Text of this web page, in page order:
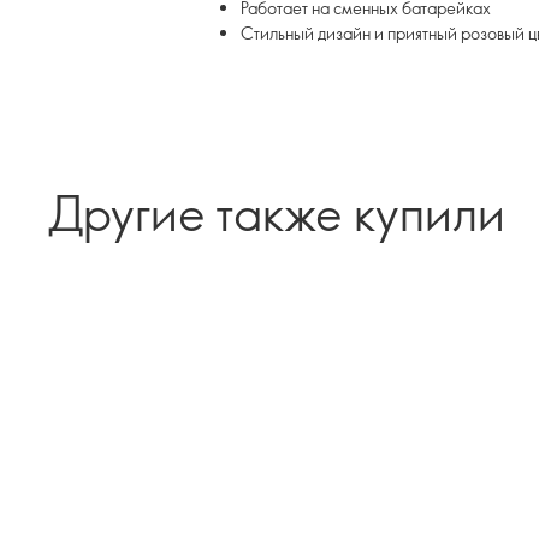
Работает на сменных батарейках
Стильный дизайн и приятный розовый
Другие также купили